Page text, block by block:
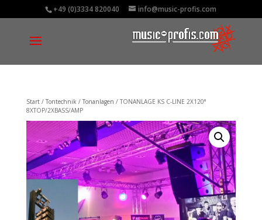
+49 (0)3334 820040 info@music-profis.com
Start/ Tontechnik/ Tonanlagen / TONANLAGE KS C-LINE 2X120°
8XTOP/2XBASS/AMP